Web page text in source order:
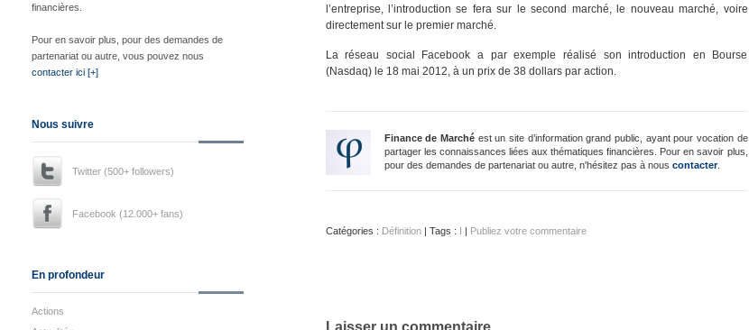
financières.
Pour en savoir plus, pour des demandes de
partenariat ou autre, vous pouvez nous
contacter ici [+]
Nous suivre
Twitter (500+ followers)
Facebook (12.000+ fans)
En profondeur
Actions
l’entreprise, l’introduction se fera sur le second marché, le nouveau marché, voire
directement sur le premier marché.
La réseau social Facebook a par exemple réalisé son introduction en Bourse
(Nasdaq) le 18 mai 2012, à un prix de 38 dollars par action.
Finance de Marchéest un site d’information grand public, ayant pour vocation de
partager les connaissances liées aux thématiques financières. Pour en savoir plus,
pour des demandes de partenariat ou autre, n'hésitez pas à nous contacter.
Catégories : Définition| Tags : I | Publiez votre commentaire
Laisser un commentaire